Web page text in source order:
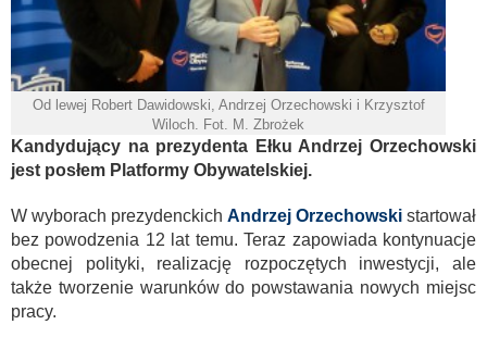
Od lewej Robert Dawidowski, Andrzej Orzechowski i Krzysztof
Wiloch. Fot. M. Zbrożek
Kandydujący na prezydenta Ełku Andrzej Orzechowski
jest posłem Platformy Obywatelskiej.
W wyborach prezydenckich Andrzej Orzechowski startował
bez powodzenia 12 lat temu. Teraz zapowiada kontynuacje
obecnej polityki, realizację rozpoczętych inwestycji, ale
także tworzenie warunków do powstawania nowych miejsc
pracy.